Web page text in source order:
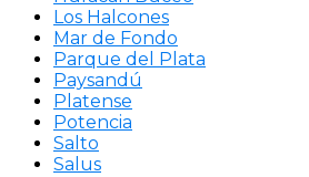
Los Halcones
Mar de Fondo
Parque del Plata
Paysandú
Platense
Potencia
Salto
Salus